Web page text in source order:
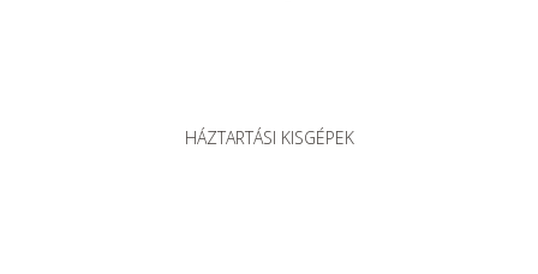
HÁZTARTÁSI KISGÉPEK